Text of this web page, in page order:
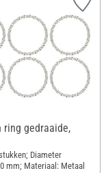
ring gedraaide,
Diameter
mm; Materiaal: Metaal